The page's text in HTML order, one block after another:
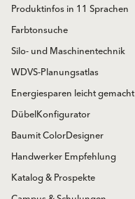
Produktinfos in 11 Sprachen
Farbtonsuche
Silo- und Maschinentechnik
WDVS-Planungsatlas
Energiesparen leicht gemacht
DübelKonfigurator
Baumit ColorDesigner
Handwerker Empfehlung
Katalog & Prospekte